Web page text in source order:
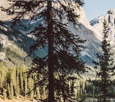
95% de
de la “rainforest” et
les cétacés duPacifique.
L’hiver au Québec c’est
neige. Un terrain de jeu
pratiquaient les coureurs
Activité
Aurores boréales
Kayak et canoë
Traîneau à chiens